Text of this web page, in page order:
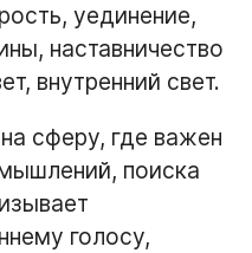
уединение,
наставничество
внутренний свет.
сферу, где важен
поиска
голосу,